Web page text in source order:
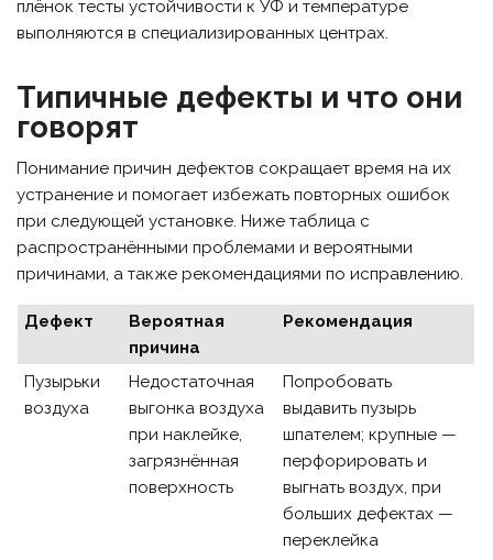
плёнок тесты устойчивости к УФ и температуре
выполняются в специализированных центрах.
Типичные дефекты и что они
говорят
Понимание причин дефектов сокращает время на их
устранение и помогает избежать повторных ошибок
при следующей установке. Ниже таблица с
распространёнными проблемами и вероятными
причинами, а также рекомендациями по исправлению.
Дефект
Вероятная
причина
Рекомендация
Пузырьки
воздуха
Недостаточная
выгонка воздуха
при наклейке,
загрязнённая
поверхность
Попробовать
выдавить пузырь
шпателем; крупные —
перфорировать и
выгнать воздух, при
больших дефектах —
переклейка